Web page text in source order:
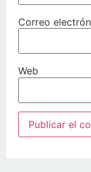
Correo
Web